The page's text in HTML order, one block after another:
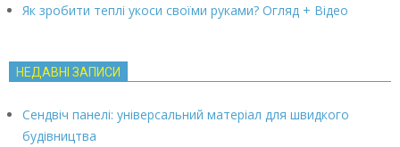
Як зробити теплі укоси своїми руками? Огляд + Відео
НЕДАВНІ ЗАПИСИ
Сендвіч панелі: універсальний матеріал для швидкого
будівництва